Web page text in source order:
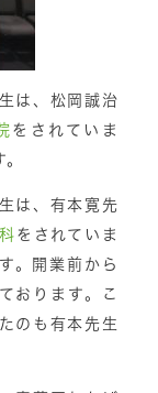
は、松岡誠治
をされていま
は、有本寛先
をされていま
。開業前から
おります。こ
のも有本先生